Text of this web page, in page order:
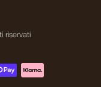
riservati